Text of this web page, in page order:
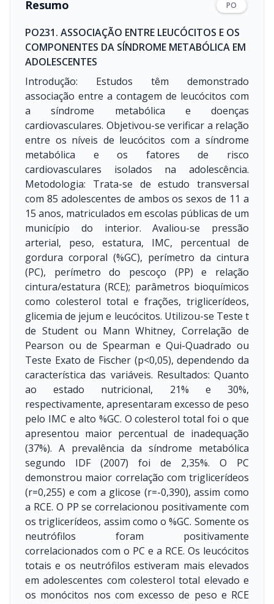
Resumo PO
PO231. ASSOCIAÇÃO ENTRE LEUCÓCITOS E OS
COMPONENTES DA SÍNDROME METABÓLICA EM
ADOLESCENTES
Introdução: Estudos têm demonstrado
associação entre a contagem de leucócitos com
a síndrome metabólica e doenças
cardiovasculares. Objetivou-se verificar a relação
entre os níveis de leucócitos com a síndrome
metabólica e os fatores de risco
cardiovasculares isolados na adolescência.
Metodologia: Trata-se de estudo transversal
com 85 adolescentes de ambos os sexos de 11 a
15 anos, matriculados em escolas públicas de um
município do interior. Avaliou-se pressão
arterial, peso, estatura, IMC, percentual de
gordura corporal (%GC), perímetro da cintura
(PC), perímetro do pescoço (PP) e relação
cintura/estatura (RCE); parâmetros bioquímicos
como colesterol total e frações, triglicerídeos,
glicemia de jejum e leucócitos. Utilizou-se Teste t
de Student ou Mann Whitney, Correlação de
Pearson ou de Spearman e Qui-Quadrado ou
Teste Exato de Fischer (p<0,05), dependendo da
característica das variáveis. Resultados: Quanto
ao estado nutricional, 21% e 30%,
respectivamente, apresentaram excesso de peso
pelo IMC e alto %GC. O colesterol total foi o que
apresentou maior percentual de inadequação
(37%). A prevalência da síndrome metabólica
segundo IDF (2007) foi de 2,35%. O PC
demonstrou maior correlação com triglicerídeos
(r=0,255) e com a glicose (r=-0,390), assim como
a RCE. O PP se correlacionou positivamente com
os triglicerídeos, assim como o %GC. Somente os
neutrófilos foram positivamente
correlacionados com o PC e a RCE. Os leucócitos
totais e os neutrófilos estiveram mais elevados
em adolescentes com colesterol total elevado e
os monócitos nos com excesso de peso e RCE